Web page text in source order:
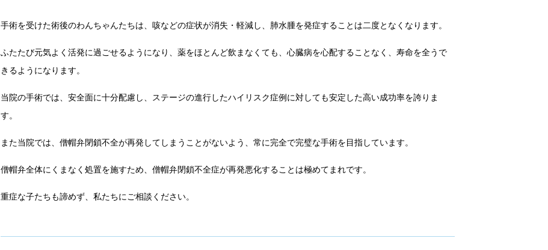
手術を受けた術後のわんちゃんたちは、咳などの症状が消失・軽減し、肺水腫を発症することは二度となくなります。
ふたたび元気よく活発に過ごせるようになり、薬をほとんど飲まなくても、心臓病を心配することなく、寿命を全うで
きるようになります。
当院の手術では、安全面に十分配慮し、ステージの進行したハイリスク症例に対しても安定した高い成功率を誇りま
す。
また当院では、僧帽弁閉鎖不全が再発してしまうことがないよう、常に完全で完璧な手術を目指しています。
僧帽弁全体にくまなく処置を施すため、僧帽弁閉鎖不全症が再発悪化することは極めてまれです。
重症な子たちも諦めず、私たちにご相談ください。